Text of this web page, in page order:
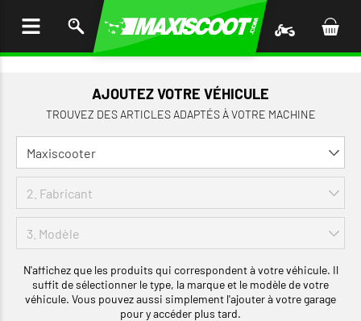
AJOUTEZ VOTRE VÉHICULE
TROUVEZ DES ARTICLES ADAPTÉS À VOTRE MACHINE
N'affichez que les produits qui correspondent à votre véhicule. Il
suffit de sélectionner le type, la marque et le modèle de votre
véhicule. Vous pouvez aussi simplement l'ajouter à votre garage
pour y accéder plus tard.